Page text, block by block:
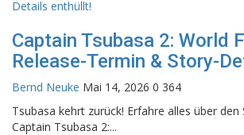
Captain Tsubasa 2: World
Release-Termin & Story-
Bernd Neuke Mai 14, 2026 0 364
Tsubasa kehrt zurück! Erfahre alles über
Captain Tsubasa 2:...